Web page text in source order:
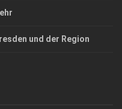
und der Region